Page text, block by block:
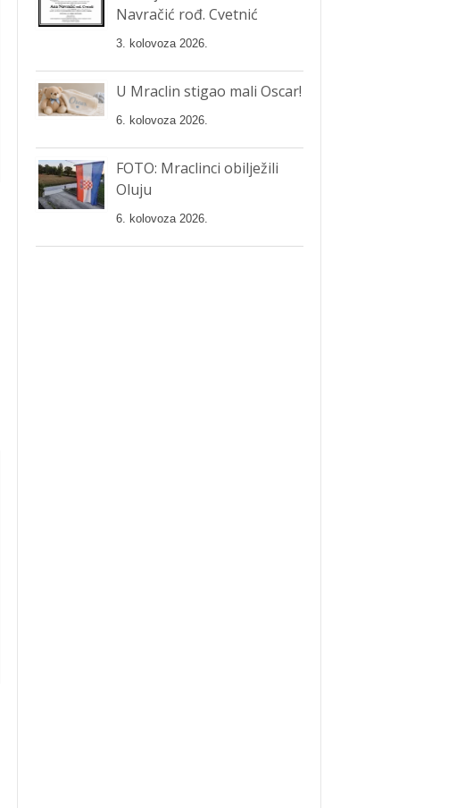
Navračić rođ. Cvetnić
3. kolovoza 2026.
U Mraclin stigao mali Oscar!
6. kolovoza 2026.
FOTO: Mraclinci obilježili
Oluju
6. kolovoza 2026.